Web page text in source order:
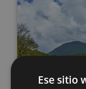
01
Ese sitio